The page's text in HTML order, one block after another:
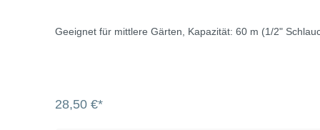
Geeignet für mittlere Gärten, Kapazität: 60 m (1/2"
28,50 €*